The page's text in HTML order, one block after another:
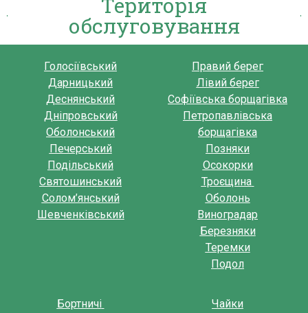
обслуговування
Голосіївський
Дарницький
Деснянський
Дніпровський
Оболонський
Печерський
Подільський
Святошинський
Солом’янський
Шевченківський
Правий берег
Лівий берег
Софіївська борщагівка
Петропавлівська
борщагівка
Позняки
Осокорки
Троєщина
Оболонь
Виноградар
Березняки
Теремки
Подол
Бортничі
Чайки